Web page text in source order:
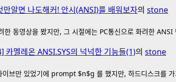
알면 나도해커! 안시(ANSI)를 배워보자의 stone
한 동영상을 봤지만, 그 시절에는 PC통신으로 화려한
카멜레온 ANSI.SYS의 넉넉한 기능들(1)의 stone
이브만 있었기에 prompt $n$g 를 했지만, 하드디스크를